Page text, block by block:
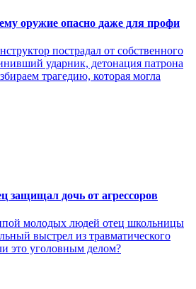
оружие опасно даже для профи
пострадал от собственного
ударник, детонация патрона
трагедию, которая могла
защищал дочь от агрессоров
молодых людей отец школьницы
выстрел из травматического
это уголовным делом?